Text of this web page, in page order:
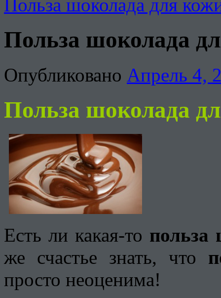
Польза шоколада для
Польза шоколада
Опубликовано Апрель 4,
Польза
Есть ли какая-то польза
же счастье знать, что
просто неоценима!